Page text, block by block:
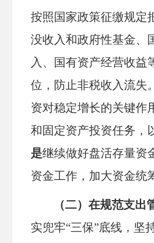
按照国家政策征缴规定
没收入和政府性基金、
入、国有资产经营收益
位，防止非税收入流失。
资对稳定增长的关键作
和固定资产投资任务，
是继续做好盘活存量资
资金工作，加大资金统
（二）在规范支出
实兜牢“三保”底线，坚